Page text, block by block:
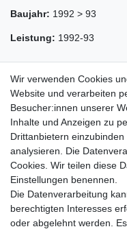
Baujahr: 1992 > 93
Leistung: 1992-93
Zahlung und Versand
Impressum
Wir verwenden Cookies
Website und verarbeiten
Besucher:innen unserer
Inhalte und Anzeigen zu
Drittanbietern
analysieren. Die
Cookies. Wir teilen diese
Einstellungen benennen.
Die Datenverarbeitung
berechtigten Interesses
oder abgelehnt werden.